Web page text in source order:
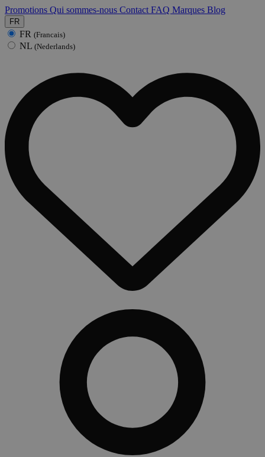
Promotions Qui sommes-nous Contact FAQ Marques Blog
FR
FR (Francais)
NL (Nederlands)